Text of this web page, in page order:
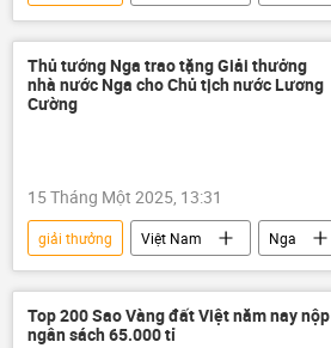
Tổng bí thư
Tô Lâm
Đảng Cộng sản Việt Nam
Thủ tướng Nga trao tặng Giải thưởng
nhà nước Nga cho Chủ tịch nước Lương
Cường
15 Tháng Một 2025, 13:31
giải thưởng Việt Nam
Nga
Hợp tác Nga-Việt
Thế giới
Chính trị
Mikhail Mishustin
Top 200 Sao Vàng đất Việt năm nay nộp
ngân sách 65.000 tỉ